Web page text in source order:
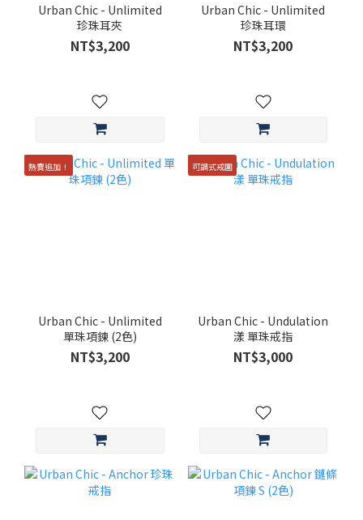
Urban Chic - Unlimited
珍珠耳夾
NT$3,200
Urban Chic - Unlimited
珍珠耳環
NT$3,200
熱賣追加！
Urban Chic - Unlimited
單珠項鍊 (2色)
NT$3,200
可調式戒圍
Urban Chic - Undulation
漾 單珠戒指
NT$3,000